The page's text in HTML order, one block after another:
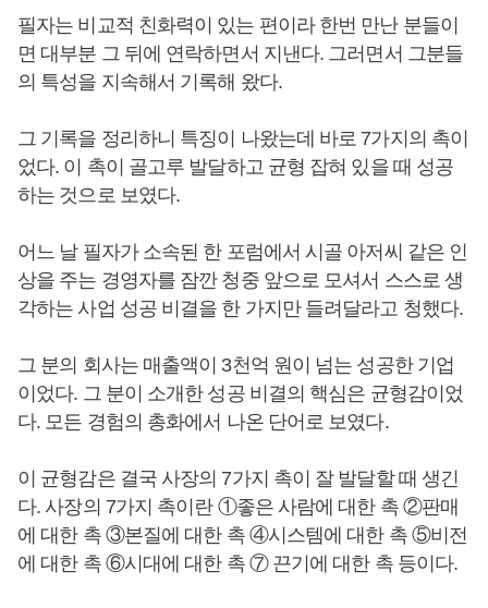
필자는 비교적 친화력이 있는 편이라 한번 만난 분들이
면 대부분 그 뒤에 연락하면서 지낸다. 그러면서 그분들
의 특성을 지속해서 기록해 왔다.
그 기록을 정리하니 특징이 나왔는데 바로 7가지의 촉이
었다. 이 촉이 골고루 발달하고 균형 잡혀 있을 때 성공
하는 것으로 보였다.
어느 날 필자가 소속된 한 포럼에서 시골 아저씨 같은 인
상을 주는 경영자를 잠깐 청중 앞으로 모셔서 스스로 생
각하는 사업 성공 비결을 한 가지만 들려달라고 청했다.
그 분의 회사는 매출액이 3천억 원이 넘는 성공한 기업
이었다. 그 분이 소개한 성공 비결의 핵심은 균형감이었
다. 모든 경험의 총화에서 나온 단어로 보였다.
이 균형감은 결국 사장의 7가지 촉이 잘 발달할 때 생긴
다. 사장의 7가지 촉이란 ①좋은 사람에 대한 촉 ②판매
에 대한 촉 ③본질에 대한 촉 ④시스템에 대한 촉 ⑤비전
에 대한 촉 ⑥시대에 대한 촉 ⑦ 끈기에 대한 촉 등이다.